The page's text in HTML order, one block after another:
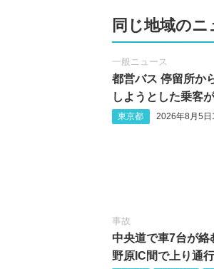
同じ地域のニ
一般ニュース
都営バス 停留所か
しようとした乗客
東京都 2026年8月5日
事故
中央道で車7台が絡
野原IC間で上り通